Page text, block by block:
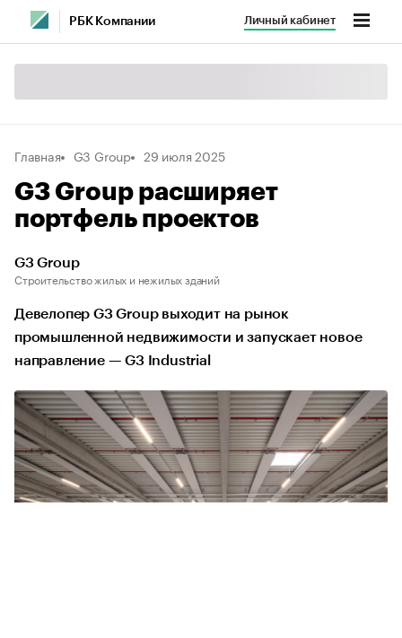
РБК Компании Личный кабинет
Главная G3 Group 29 июля 2025
G3 Group расширяет
портфель проектов
G3 Group
Строительство жилых и нежилых зданий
Девелопер G3 Group выходит на рынок
промышленной недвижимости и запускает новое
направление — G3 Industrial